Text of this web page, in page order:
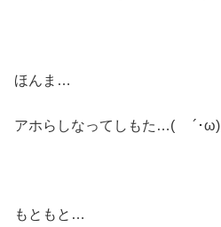
ほんま…
アホらしなってしもた…( ´･ω)
もともと…